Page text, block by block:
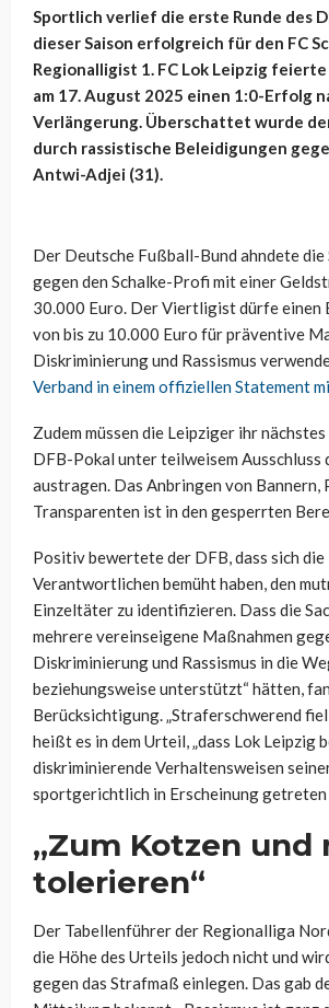
Sportlich verlief die erste Runde des
dieser Saison erfolgreich für den FC
Regionalligist 1. FC Lok Leipzig
am 17. August 2025 einen 1:0-Erfolg
Verlängerung. Überschattet wurde
durch rassistische Beleidigungen
Antwi-Adjei (31).
Der Deutsche Fußball-Bund ahndete die
gegen den Schalke-Profi mit einer
30.000 Euro. Der Viertligist dürfe einen
von bis zu 10.000 Euro für präventive
Diskriminierung und Rassismus
Verband in einem offiziellen Statement
Zudem müssen die Leipziger ihr
DFB-Pokal unter teilweisem
austragen. Das Anbringen von Bannern,
Transparenten ist in den gesperrten
Positiv bewertete der DFB, dass sich die
Verantwortlichen bemüht haben, den
Einzeltäter zu identifizieren. Dass die
mehrere vereinseigene Maßnahmen
Diskriminierung und Rassismus in die
beziehungsweise unterstützt“ hätten,
Berücksichtigung. „Straferschwerend fiel
heißt es in dem Urteil, „dass Lok Leipzig
diskriminierende Verhaltensweisen
sportgerichtlich in Erscheinung getreten
„Zum Kotzen und
tolerieren“
Der Tabellenführer der Regionalliga
die Höhe des Urteils jedoch nicht und
gegen das Strafmaß einlegen. Das gab